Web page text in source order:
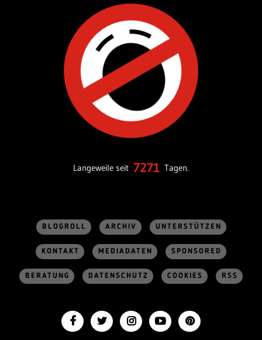
Langeweile seit 7271 Tagen.
BLOGROLL ARCHIV UNTERSTÜTZEN
KONTAKT MEDIADATEN SPONSORED
BERATUNG DATENSCHUTZ COOKIES RSS